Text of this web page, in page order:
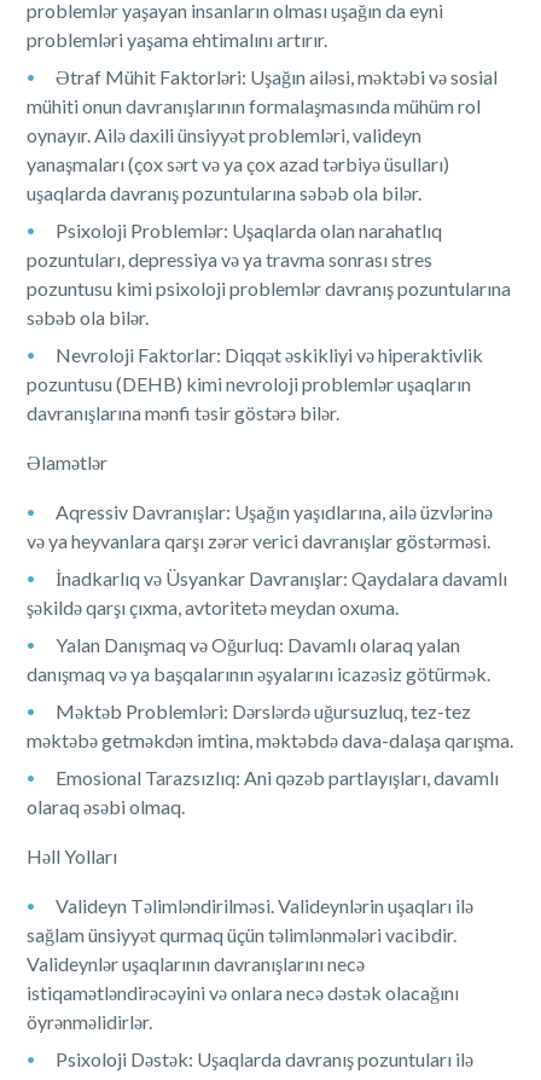
problemlər yaşayan insanların olması uşağın da eyni
problemləri yaşama ehtimalını artırır.
Ətraf Mühit Faktorləri: Uşağın ailəsi, məktəbi və sosial
mühiti onun davranışlarının formalaşmasında mühüm rol
oynayır. Ailə daxili ünsiyyət problemləri, valideyn
yanaşmaları (çox sərt və ya çox azad tərbiyə üsulları)
uşaqlarda davranış pozuntularına səbəb ola bilər.
Psixoloji Problemlər: Uşaqlarda olan narahatlıq
pozuntuları, depressiya və ya travma sonrası stres
pozuntusu kimi psixoloji problemlər davranış pozuntularına
səbəb ola bilər.
Nevroloji Faktorlar: Diqqət əskikliyi və hiperaktivlik
pozuntusu (DEHB) kimi nevroloji problemlər uşaqların
davranışlarına mənfi təsir göstərə bilər.
Əlamətlər
Aqressiv Davranışlar: Uşağın yaşıdlarına, ailə üzvlərinə
və ya heyvanlara qarşı zərər verici davranışlar göstərməsi.
İnadkarlıq və Üsyankar Davranışlar: Qaydalara davamlı
şəkildə qarşı çıxma, avtoritetə meydan oxuma.
Yalan Danışmaq və Oğurluq: Davamlı olaraq yalan
danışmaq və ya başqalarının əşyalarını icazəsiz götürmək.
Məktəb Problemləri: Dərslərdə uğursuzluq, tez-tez
məktəbə getməkdən imtina, məktəbdə dava-dalaşa qarışma.
Emosional Tarazsızlıq: Ani qəzəb partlayışları, davamlı
olaraq əsəbi olmaq.
Həll Yolları
Valideyn Təlimləndirilməsi. Valideynlərin uşaqları ilə
sağlam ünsiyyət qurmaq üçün təlimlənmələri vacibdir.
Valideynlər uşaqlarının davranışlarını necə
istiqamətləndirəcəyini və onlara necə dəstək olacağını
öyrənməlidirlər.
Psixoloji Dəstək: Uşaqlarda davranış pozuntuları ilə